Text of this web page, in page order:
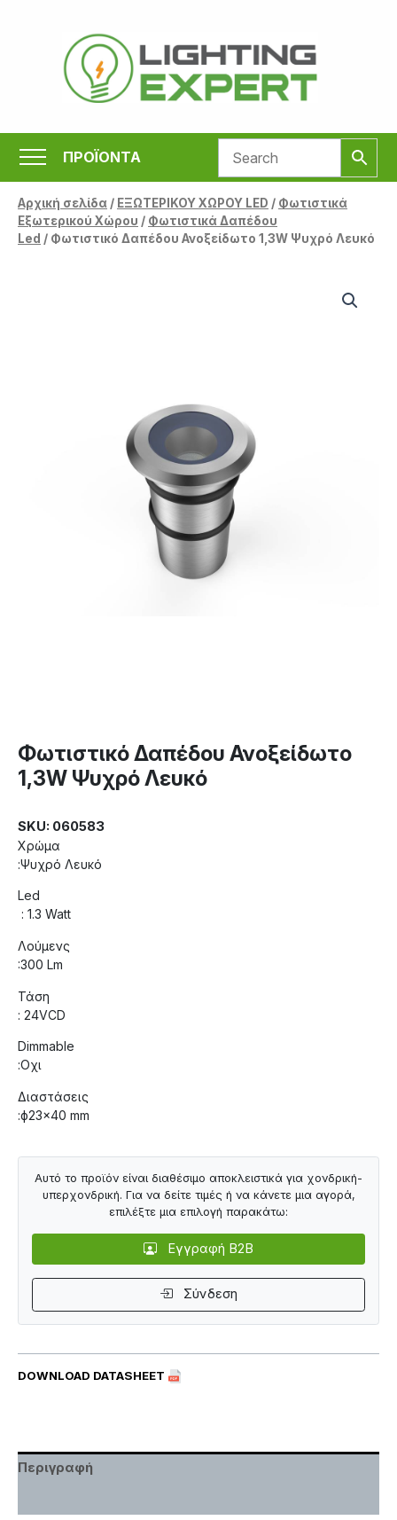
περιεχόμενο
ΠΡΟΪΟΝΤΑ
Αρχική σελίδα/ ΕΞΩΤΕΡΙΚΟΥ ΧΩΡΟΥ LED / Φωτιστικά
Εξωτερικού Χώρου / Φωτιστικά Δαπέδου
Led / Φωτιστικό Δαπέδου Ανοξείδωτο 1,3W Ψυχρό Λευκό
Φωτιστικό Δαπέδου Ανοξείδωτο
1,3W Ψυχρό Λευκό
SKU: 060583
Χρώμα
:Ψυχρό Λευκό
Led
: 1.3 Watt
Λούμενς
:300 Lm
Τάση
: 24VCD
Dimmable
:Οχι
Διαστάσεις
:ф23×40 mm
DOWNLOAD DATASHEET
Αυτό το προϊόν είναι διαθέσιμο αποκλειστικά για χονδρική-
υπερχονδρική. Για να δείτε τιμές ή να κάνετε μια αγορά,
επιλέξτε μια επιλογή παρακάτω:
Εγγραφή B2B
Σύνδεση
Περιγραφή